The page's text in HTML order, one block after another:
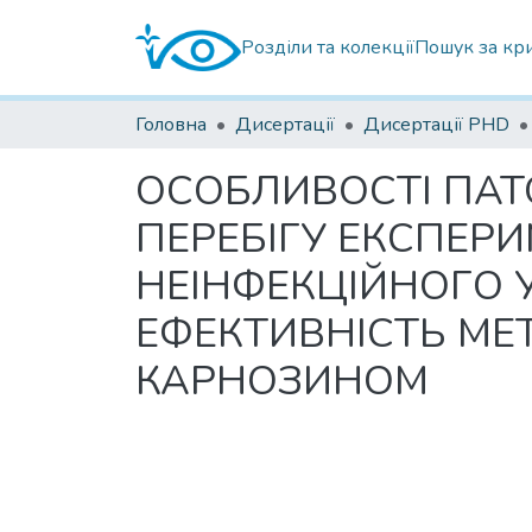
Розділи та колекціїПошук за
Головна Дисертації Дисертації PHD
ОСОБЛИВОСТІ
ПЕРЕБІГУ
НЕІНФЕКЦІЙНОГО
ЕФЕКТИВНІСТЬ
КАРНОЗИНОМ